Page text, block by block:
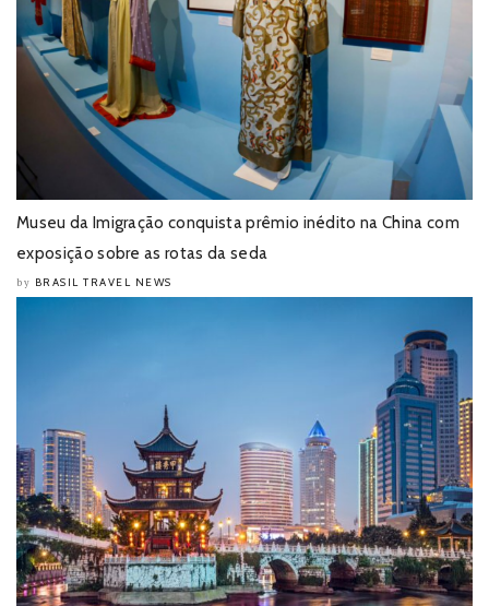
Museu da Imigração conquista prêmio inédito na China com
exposição sobre as rotas da seda
by BRASIL TRAVEL NEWS